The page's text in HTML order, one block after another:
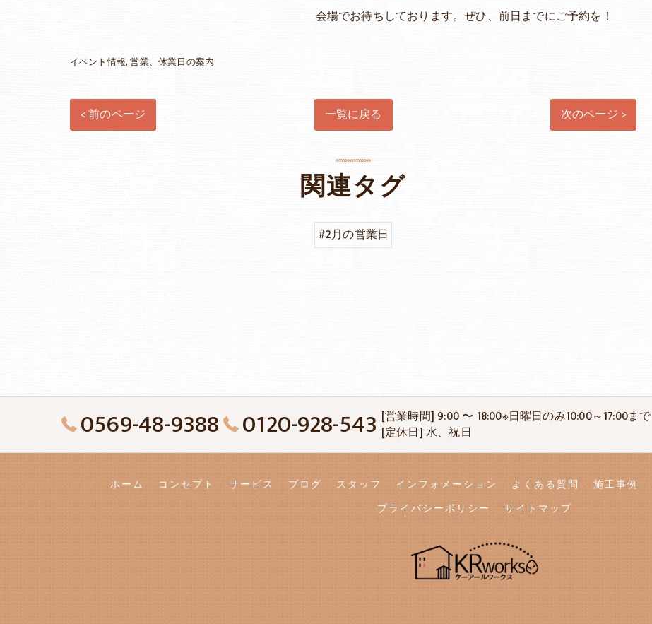
会場でお待ちしております。ぜひ、前日までにご予約を！
イベント情報 営業、休業日の案内
< 前のページ 一覧に戻る 次のページ >
関連タグ
#2月の営業日
0569-48-9388 0120-928-543 [営業時間] 9:00 〜 18:00※日曜日のみ10:00～17:00まで
[定休日] 水、祝日
ホーム コンセプト サービス ブログ スタッフ インフォメーション よくある質問 施工事例
プライバシーポリシー
サイトマップ